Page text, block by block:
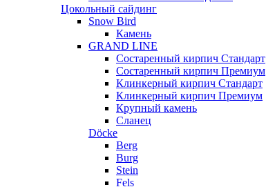
Цокольный сайдинг
Snow Bird
Камень
GRAND LINE
Состаренный кирпич Стандарт
Состаренный кирпич Премиум
Клинкерный кирпич Стандарт
Клинкерный кирпич Премиум
Крупный камень
Сланец
Döcke
Berg
Burg
Stein
Fels